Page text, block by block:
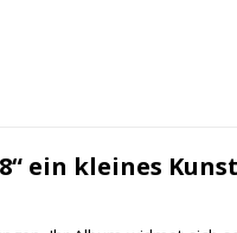
ein kleines